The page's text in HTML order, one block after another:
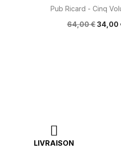
Aperçu
Pub Ricard - Cinq
64,00 €34,00
LIVRAISON